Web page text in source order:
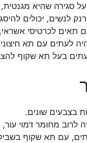
סגירה שהיא
לנשים, יכולים
תאים לכרטיסי אשראי,
לעתים עם תא
בעל תא שקוף
בצבעים שונים.
לרוב מחומר דמוי עור,
עם תא שקוף